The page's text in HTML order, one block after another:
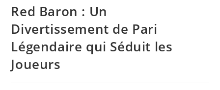
Red Baron : Un
Divertissement de Pari
Légendaire qui Séduit les
Joueurs